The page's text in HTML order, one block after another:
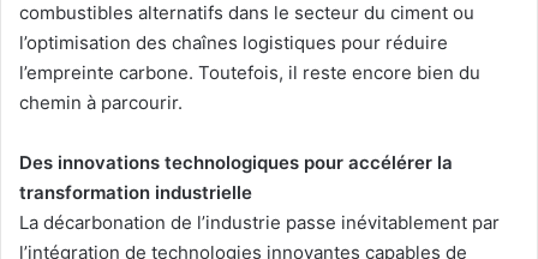
combustibles alternatifs dans le secteur du ciment ou
l’optimisation des chaînes logistiques pour réduire
l’empreinte carbone. Toutefois, il reste encore bien du
chemin à parcourir.
Des innovations technologiques pour accélérer la
transformation industrielle
La décarbonation de l’industrie passe inévitablement par
l’intégration de technologies innovantes capables de